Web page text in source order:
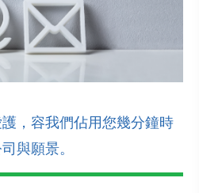
，容我們佔用您幾分鐘時
與願景。